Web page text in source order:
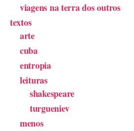
viagens na terra dos outros
textos
arte
cuba
entropia
leituras
shakespeare
turgueniev
menos